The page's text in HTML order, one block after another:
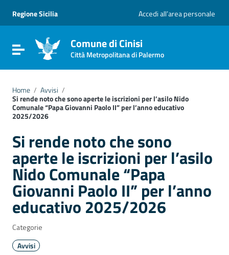
Vai al menu di navigazione
Vai al footer
Regione Sicilia Accedi all’area personale
Attiva / disattiva la navigazione
Comune di Cinisi
Città Metropolitana di Palermo
Home / Avvisi /
Si rende noto che sono aperte le iscrizioni per l’asilo Nido
Comunale “Papa Giovanni Paolo II” per l’anno educativo
2025/2026
Si rende noto che sono
aperte le iscrizioni per l’asilo
Nido Comunale “Papa
Giovanni Paolo II” per l’anno
educativo 2025/2026
Categorie
Avvisi